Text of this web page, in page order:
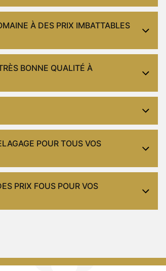
À DES PRIX IMBATTABLES
BONNE QUALITÉ À
POUR TOUS VOS
PRIX FOUS POUR VOS